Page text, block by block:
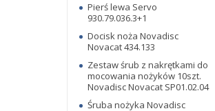
Pierś lewa Servo
930.79.036.3+1
Docisk noża Novadisc
Novacat 434.133
Zestaw śrub z nakrętkami do
mocowania nożyków 10szt.
Novadisc Novacat SP01.02.04
Śruba nożyka Novadisc